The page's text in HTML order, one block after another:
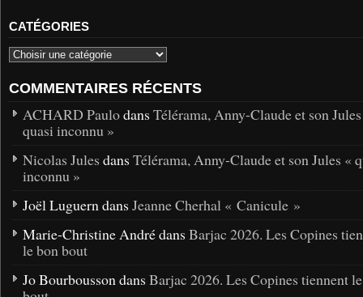
CATÉGORIES
COMMENTAIRES RÉCENTS
ACHARD Paulodans Télérama, Anny-Claude et son
quasi inconnu »
Nicolas Jules dans Télérama, Anny-Claude et son Jules «
inconnu »
Joël Luguern dans Jeanne Cherhal « Canicule »
Marie-Christine André dans Barjac 2026. Les Copines
le bon bout
Jo Bourbousson dans Barjac 2026. Les Copines tiennent